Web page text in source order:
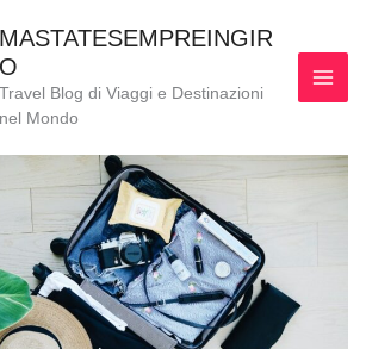
MASTATESEMPREINGIR
O
Travel Blog di Viaggi e Destinazioni
nel Mondo